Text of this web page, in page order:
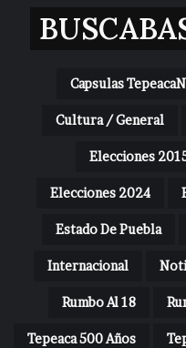
Capsulas
Cultura / General
Elecciones
Elecciones 2024
Estado De Puebla
Internacional
Rumbo Al 18
Tepeaca 500 Años